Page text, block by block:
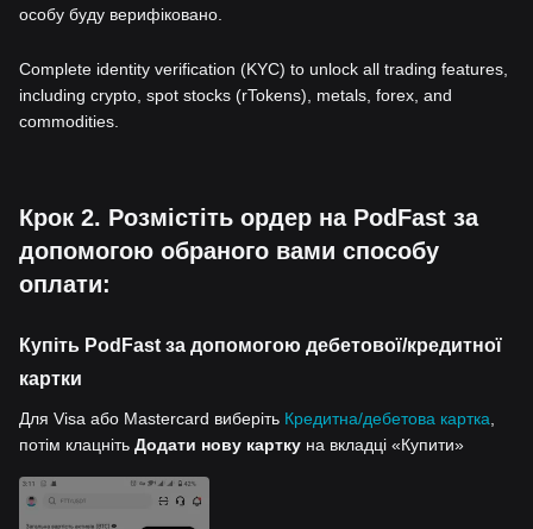
особу буду верифіковано.
Complete identity verification (KYC) to unlock all trading features,
including crypto, spot stocks (rTokens), metals, forex, and
commodities.
Крок 2. Розмістіть ордер на PodFast за
допомогою обраного вами способу
оплати:
Купіть PodFast за допомогою дебетової/кредитної
картки
Для Visa або Mastercard виберіть Кредитна/дебетова картка
потім клацніть Додати нову картку на вкладці «Купити»